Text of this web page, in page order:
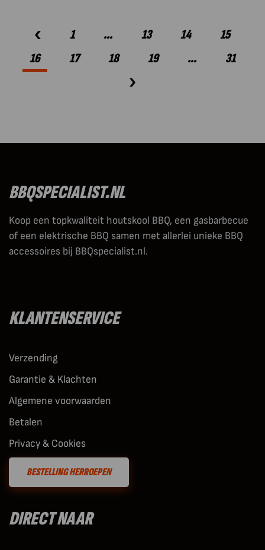
1 … 13 14
15
16
17 18 19 … 31
BBQSPECIALIST.NL
Koop een topkwaliteit houtskool BBQ, een gasbarbecue
of een elektrische BBQ samen met allerlei unieke BBQ
accessoires bij BBQspecialist.nl.
KLANTENSERVICE
Verzending
Garantie & Klachten
Algemene voorwaarden
Betalen
Privacy & Cookies
BESTELLING HERROEPEN
DIRECT NAAR